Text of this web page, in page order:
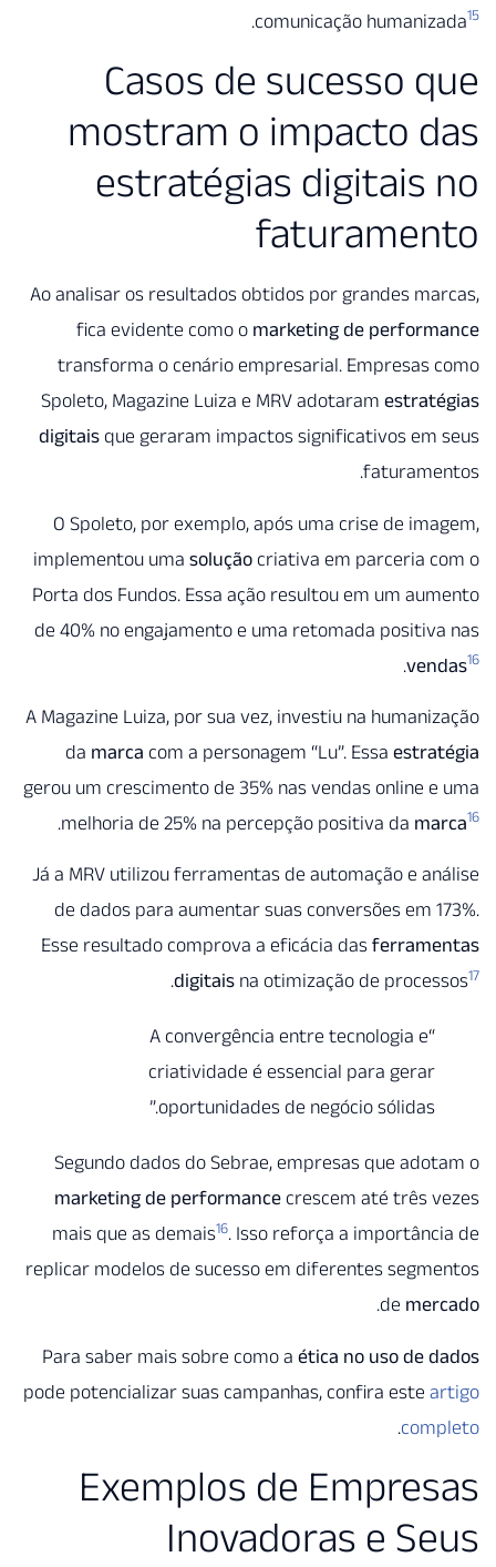
comunicação
.
Casos de sucesso
mostram o impacto
estratégias digitais
Ao analisar os resultados obtidos por grandes
fica evidente como omarketing de
transforma o cenário empresarial. Empresas
Spoleto, Magazine Luiza e MRV adotaram
digitaisque geraram impactos significativos
O Spoleto, por exemplo, após uma crise de
implementou umasoluçãocriativa em parceria
Porta dos Fundos. Essa ação resultou em um
de 40% no engajamento e uma retomada
.
A Magazine Luiza, por sua vez, investiu na
damarcacom a personagem “Lu”. Essa
gerou um crescimento de 35% nas vendas online
melhoria de 25% na percepção positiva da
.
Já a MRV utilizou ferramentas de automação e
de dados para aumentar suas conversões em
Esse resultado comprova a eficácia das
digitaisna otimização de
.
“A convergência entre tecnologia e
criatividade é essencial para gerar
oportunidades de negócio sólidas.”
Segundo dados do Sebrae, empresas que
marketing de performancecrescem até três
mais que as demais16. Isso reforça a
replicar modelos de sucesso em diferentes
de
.
Para saber mais sobre como aética no uso de
pode potencializar suas campanhas, confira este
.
Exemplos de
Inovadoras e